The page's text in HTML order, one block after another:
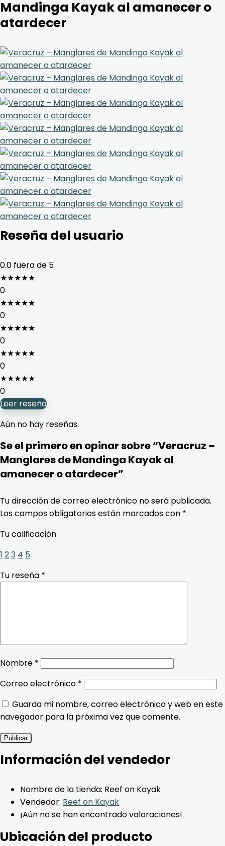
Mandinga Kayak al amanecer o
atardecer
Reseña del usuario
0.0 fuera de 5
★★★★★
0
★★★★★
0
★★★★★
0
★★★★★
0
★★★★★
0
Leer reseña
Aún no hay reseñas.
Se el primero en opinar sobre “Veracruz –
Manglares de Mandinga Kayak al
amanecer o atardecer”
Tu dirección de correo electrónico no será publicada.
Los campos obligatorios están marcados con *
Tu calificación
1 23 4 5
Tu reseña *
Nombre *
Correo electrónico *
Guarda mi nombre, correo electrónico y web en este
navegador para la próxima vez que comente.
Información del vendedor
Nombre de la tienda: Reef on Kayak
Vendedor: Reef on Kayak
¡Aún no se han encontrado valoraciones!
Ubicación del producto